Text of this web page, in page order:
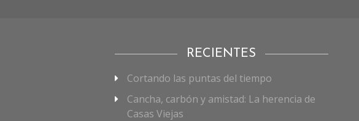
RECIENTES
Cortando las puntas del tiempo
Cancha, carbón y amistad: La herencia de
Casas Viejas